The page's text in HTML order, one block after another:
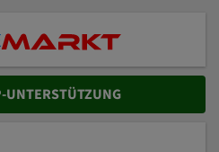
UNTERSTÜTZUNG